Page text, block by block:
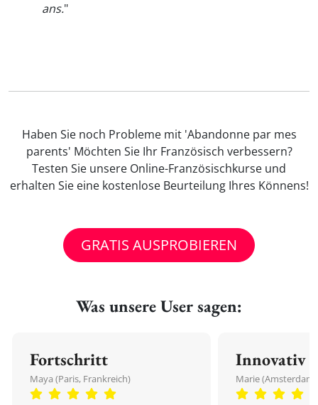
ans."
Haben Sie noch Probleme mit 'Abandonne par mes
parents' Möchten Sie Ihr Französisch verbessern?
Testen Sie unsere Online-Französischkurse und
erhalten Sie eine kostenlose Beurteilung Ihres Könnens!
GRATIS AUSPROBIEREN
Was unsere User sagen:
Fortschritt
Maya (Paris, Frankreich)
Innovativ
Marie